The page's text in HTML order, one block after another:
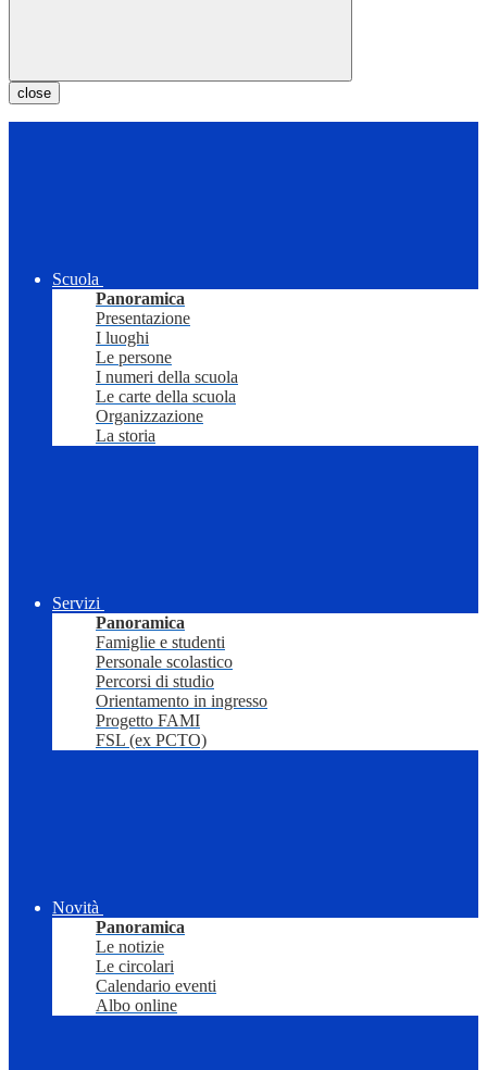
close
Scuola
Panoramica
Presentazione
I luoghi
Le persone
I numeri della scuola
Le carte della scuola
Organizzazione
La storia
Servizi
Panoramica
Famiglie e studenti
Personale scolastico
Percorsi di studio
Orientamento in ingresso
Progetto FAMI
FSL (ex PCTO)
Novità
Panoramica
Le notizie
Le circolari
Calendario eventi
Albo online